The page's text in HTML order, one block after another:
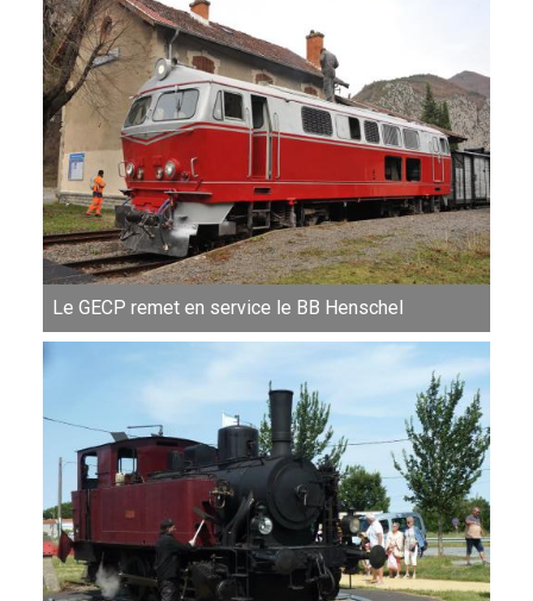
Le GECP remet en service le BB Henschel